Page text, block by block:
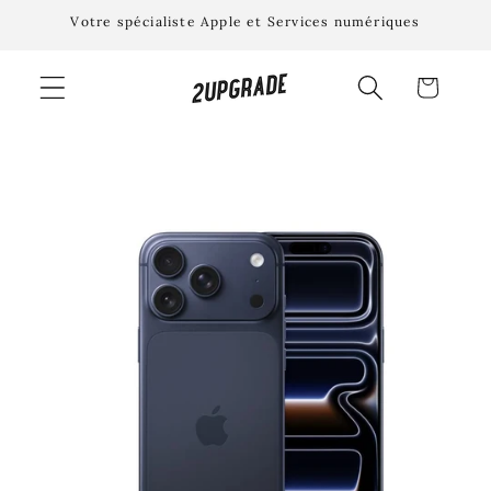
passer
contenu
Votre spécialiste Apple et Services numériques
Panier